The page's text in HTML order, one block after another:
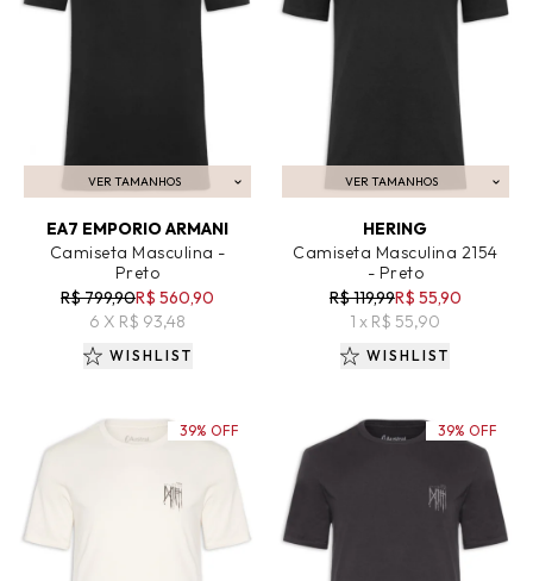
VER TAMANHOS
ADICIONAR AO CARRINHO
EA7 EMPORIO ARMANI
Camiseta Masculina -
Preto
R$ 799,90R$ 560,90
6 X R$ 93,48
WISHLIST
VER TAMANHOS
ADICIONAR AO CARRINHO
HERING
Camiseta Masculina 2154
- Preto
R$ 119,99R$ 55,90
1 x R$ 55,90
WISHLIST
39% OFF 39% OFF